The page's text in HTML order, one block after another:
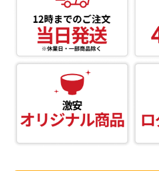
見積依頼
よくある質問
会社概要
OEMについて